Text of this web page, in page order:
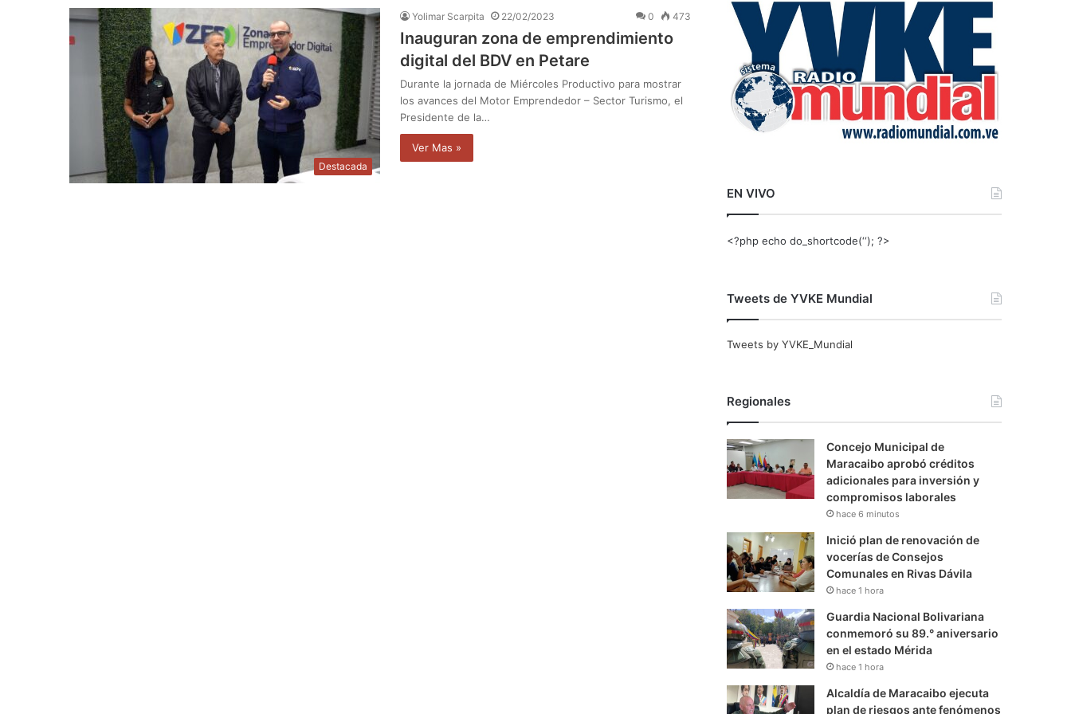
Destacada
Yolimar Scarpita 22/02/2023 0 473
Inauguran zona de emprendimiento
digital del BDV en Petare
Durante la jornada de Miércoles Productivo para mostrar
los avances del Motor Emprendedor – Sector Turismo, el
Presidente de la…
Ver Mas »
r
EN VIVO
<?php echo do_shortcode(‘‘); ?>
Tweets de YVKE Mundial
Tweets by YVKE_Mundial
Regionales
Concejo Municipal de
Maracaibo aprobó créditos
adicionales para inversión y
compromisos laborales
hace 6 minutos
Inició plan de renovación de
vocerías de Consejos
Comunales en Rivas Dávila
hace 1 hora
Guardia Nacional Bolivariana
conmemoró su 89.° aniversario
en el estado Mérida
hace 1 hora
Alcaldía de Maracaibo ejecuta
plan de riesgos ante fenómenos